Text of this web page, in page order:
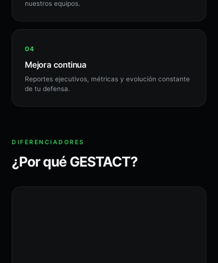
nuestros equipos.
Mejora continua
Reportes ejecutivos, métricas y evolución constante
de tu defensa.
DIFERENCIADORES
¿Por qué GESTACT?